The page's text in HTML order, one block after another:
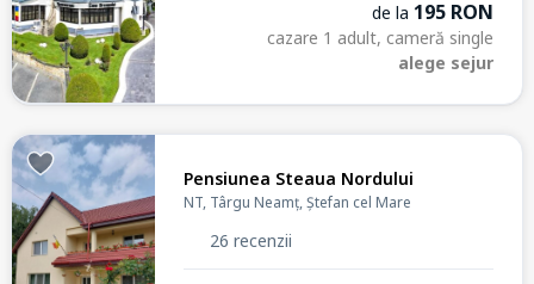
de la 195 RON
cazare 1 adult, cameră single
alege sejur
Pensiunea Steaua Nordului
NT, Târgu Neamț, Ștefan cel Mare
26 recenzii